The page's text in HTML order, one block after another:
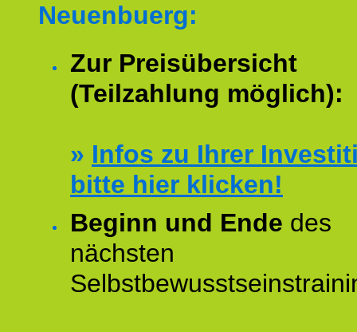
Neuenbuerg:
Zur Preisübersicht
(Teilzahlung möglich):
» Infos zu Ihrer
bitte hier klicken!
Beginn und Ende des
nächsten